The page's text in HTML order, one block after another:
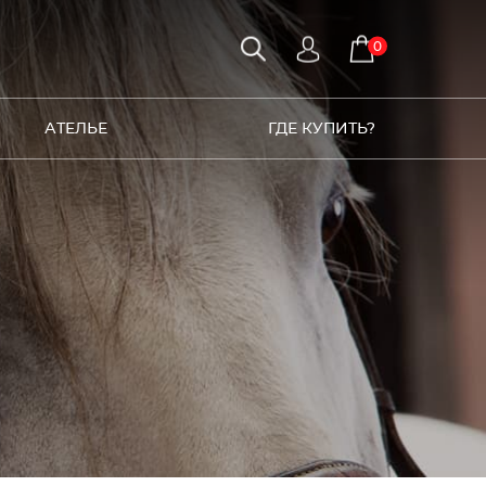
0
АТЕЛЬЕ ГДЕ КУПИТЬ?